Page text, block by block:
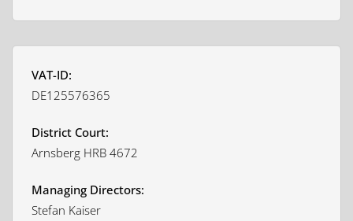
VAT-ID:
DE125576365
District Court:
Arnsberg HRB 4672
Managing Directors:
Stefan Kaiser